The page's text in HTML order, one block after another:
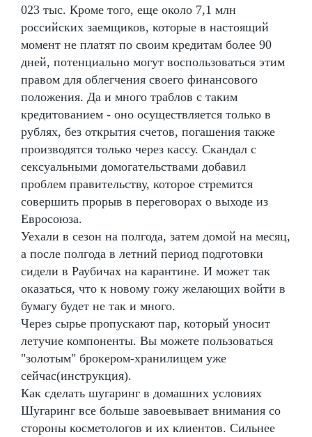
023 тыс. Кроме того, еще около 7,1 млн
российских заемщиков, которые в настоящий
момент не платят по своим кредитам более 90
дней, потенциально могут воспользоваться этим
правом для облегчения своего финансового
положения. Да и много траблов с таким
кредитованием - оно осуществляется только в
рублях, без открытия счетов, погашения также
производятся только через кассу. Скандал с
сексуальными домогательствами добавил
проблем правительству, которое стремится
совершить прорыв в переговорах о выходе из
Евросоюза.
Уехали в сезон на полгода, затем домой на месяц,
а после полгода в летний период подготовки
сидели в Раубичах на карантине. И может так
оказаться, что к новому гожу желающих войти в
бумагу будет не так и много.
Через сырье пропускают пар, который уносит
летучие компоненты. Вы можете пользоваться
"золотым" брокером-хранилищем уже
сейчас(инструкция).
Как сделать шугаринг в домашних условиях
Шугаринг все больше завоевывает внимания со
стороны косметологов и их клиентов. Сильнее